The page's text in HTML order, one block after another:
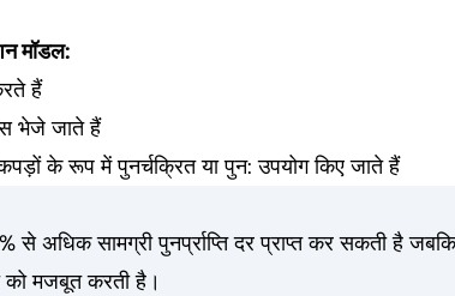
मॉडल:
हैं
भेजे जाते हैं
के रूप में पुनर्चक्रित या पुन: उपयोग किए जाते हैं
से अधिक सामग्री पुनर्प्राप्ति दर प्राप्त कर सकती है
को मजबूत करती है।